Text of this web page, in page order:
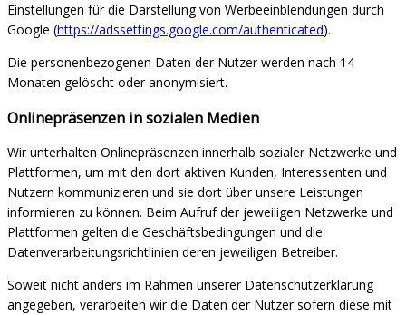
Einstellungen für die Darstellung von Werbeeinblendungen durch
Google (https://adssettings.google.com/authenticated).
Die personenbezogenen Daten der Nutzer werden nach 14
Monaten gelöscht oder anonymisiert.
Onlinepräsenzen in sozialen Medien
Wir unterhalten Onlinepräsenzen innerhalb sozialer Netzwerke und
Plattformen, um mit den dort aktiven Kunden, Interessenten und
Nutzern kommunizieren und sie dort über unsere Leistungen
informieren zu können. Beim Aufruf der jeweiligen Netzwerke und
Plattformen gelten die Geschäftsbedingungen und die
Datenverarbeitungsrichtlinien deren jeweiligen Betreiber.
Soweit nicht anders im Rahmen unserer Datenschutzerklärung
angegeben, verarbeiten wir die Daten der Nutzer sofern diese mit